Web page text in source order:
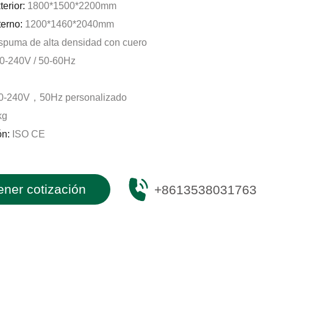
1800*1500*2200mm
1200*1460*2040mm
de alta densidad con cuero
240V / 50-60Hz
240V，50Hz personalizado
ISO CE
cotización +8613538031763